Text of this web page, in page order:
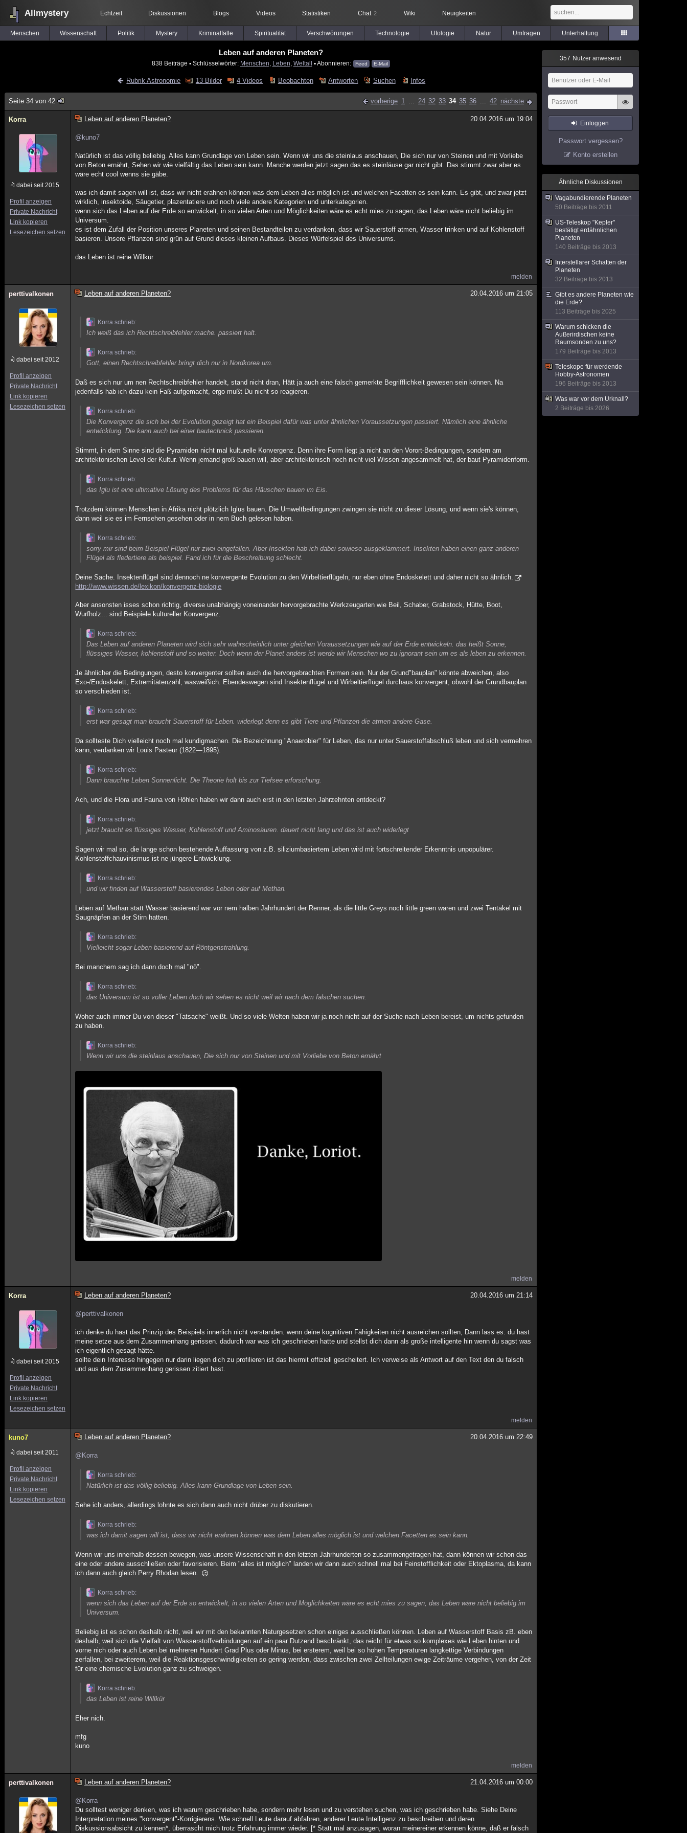
Allmystery Echtzeit Diskussionen Blogs Videos Statistiken Chat 2 Wiki Neuigkeiten
Menschen Wissenschaft Politik Mystery Kriminalfälle Spiritualität Verschwörungen Technologie Ufologie Natur Umfragen Unterhaltung
Leben auf anderen Planeten?
838 Beiträge ▪ Schlüsselwörter: Menschen Leben Weltall ▪ Abonnieren: Feed E-Mail
Rubrik Astronomie 13 Bilder 4 Videos Beobachten Antworten Suchen Infos
Seite 34 von 42 vorherige 1 ... 24 32 33 34 35 36 ... 42 nächste
Korra
dabei seit 2015
Profil anzeigen
Private Nachricht
Link kopieren
Lesezeichen setzen
Leben auf anderen Planeten? 20.04.2016 um 19:04
@kuno7
Natürlich ist das völlig beliebig. Alles kann Grundlage von Leben sein. Wenn wir uns die steinlaus anschauen, Die sich nur von Steinen und mit Vorliebe
von Beton ernährt, Sehen wir wie vielfältig das Leben sein kann. Manche werden jetzt sagen das es steinläuse gar nicht gibt. Das stimmt zwar aber es
wäre echt cool wenns sie gäbe.
was ich damit sagen will ist, dass wir nicht erahnen können was dem Leben alles möglich ist und welchen Facetten es sein kann. Es gibt, und zwar jetzt
wirklich, insektoide, Säugetier, plazentatiere und noch viele andere Kategorien und unterkategorien.
wenn sich das Leben auf der Erde so entwickelt, in so vielen Arten und Möglichkeiten wäre es echt mies zu sagen, das Leben wäre nicht beliebig im
Universum.
es ist dem Zufall der Position unseres Planeten und seinen Bestandteilen zu verdanken, dass wir Sauerstoff atmen, Wasser trinken und auf Kohlenstoff
basieren. Unsere Pflanzen sind grün auf Grund dieses kleinen Aufbaus. Dieses Würfelspiel des Universums.
das Leben ist reine Willkür
melden
perttivalkonen
dabei seit 2012
Profil anzeigen
Private Nachricht
Link kopieren
Lesezeichen setzen
Leben auf anderen Planeten? 20.04.2016 um 21:05
Korra schrieb:
Ich weiß das ich Rechtschreibfehler mache. passiert halt.
Korra schrieb:
Gott, einen Rechtschreibfehler bringt dich nur in Nordkorea um.
Daß es sich nur um nen Rechtschreibfehler handelt, stand nicht dran, Hätt ja auch eine falsch gemerkte Begrifflichkeit gewesen sein können. Na
jedenfalls hab ich dazu kein Faß aufgemacht, ergo mußt Du nicht so reagieren.
Korra schrieb:
Die Konvergenz die sich bei der Evolution gezeigt hat ein Beispiel dafür was unter ähnlichen Voraussetzungen passiert. Nämlich eine ähnliche
entwicklung. Die kann auch bei einer bautechnick passieren.
Stimmt, in dem Sinne sind die Pyramiden nicht mal kulturelle Konvergenz. Denn ihre Form liegt ja nicht an den Vorort-Bedingungen, sondern am
architektonischen Level der Kultur. Wenn jemand groß bauen will, aber architektonisch noch nicht viel Wissen angesammelt hat, der baut Pyramidenform.
Korra schrieb:
das Iglu ist eine ultimative Lösung des Problems für das Häuschen bauen im Eis.
Trotzdem können Menschen in Afrika nicht plötzlich Iglus bauen. Die Umweltbedingungen zwingen sie nicht zu dieser Lösung, und wenn sie's können,
dann weil sie es im Fernsehen gesehen oder in nem Buch gelesen haben.
Korra schrieb:
sorry mir sind beim Beispiel Flügel nur zwei eingefallen. Aber Insekten hab ich dabei sowieso ausgeklammert. Insekten haben einen ganz anderen
Flügel als fledertiere als beispiel. Fand ich für die Beschreibung schlecht.
Deine Sache. Insektenflügel sind dennoch ne konvergente Evolution zu den Wirbeltierflügeln, nur eben ohne Endoskelett und daher nicht so ähnlich.
http://www.wissen.de/lexikon/konvergenz-biologie
Aber ansonsten isses schon richtig, diverse unabhängig voneinander hervorgebrachte Werkzeugarten wie Beil, Schaber, Grabstock, Hütte, Boot,
Wurfholz... sind Beispiele kultureller Konvergenz.
Korra schrieb:
Das Leben auf anderen Planeten wird sich sehr wahrscheinlich unter gleichen Voraussetzungen wie auf der Erde entwickeln. das heißt Sonne,
flüssiges Wasser, kohlenstoff und so weiter. Doch wenn der Planet anders ist werde wir Menschen wo zu ignorant sein um es als leben zu erkennen.
Je ähnlicher die Bedingungen, desto konvergenter sollten auch die hervorgebrachten Formen sein. Nur der Grund"bauplan" könnte abweichen, also
Exo-/Endoskelett, Extremitätenzahl, wasweißich. Ebendeswegen sind Insektenflügel und Wirbeltierflügel durchaus konvergent, obwohl der Grundbauplan
so verschieden ist.
Korra schrieb:
erst war gesagt man braucht Sauerstoff für Leben. widerlegt denn es gibt Tiere und Pflanzen die atmen andere Gase.
Da sollteste Dich vielleicht noch mal kundigmachen. Die Bezeichnung "Anaerobier" für Leben, das nur unter Sauerstoffabschluß leben und sich vermehren
kann, verdanken wir Louis Pasteur (1822—1895).
Korra schrieb:
Dann brauchte Leben Sonnenlicht. Die Theorie holt bis zur Tiefsee erforschung.
Ach, und die Flora und Fauna von Höhlen haben wir dann auch erst in den letzten Jahrzehnten entdeckt?
Korra schrieb:
jetzt braucht es flüssiges Wasser, Kohlenstoff und Aminosäuren. dauert nicht lang und das ist auch widerlegt
Sagen wir mal so, die lange schon bestehende Auffassung von z.B. siliziumbasiertem Leben wird mit fortschreitender Erkenntnis unpopulärer.
Kohlenstoffchauvinismus ist ne jüngere Entwicklung.
Korra schrieb:
und wir finden auf Wasserstoff basierendes Leben oder auf Methan.
Leben auf Methan statt Wasser basierend war vor nem halben Jahrhundert der Renner, als die little Greys noch little green waren und zwei Tentakel mit
Saugnäpfen an der Stirn hatten.
Korra schrieb:
Vielleicht sogar Leben basierend auf Röntgenstrahlung.
Bei manchem sag ich dann doch mal "nö".
Korra schrieb:
das Universum ist so voller Leben doch wir sehen es nicht weil wir nach dem falschen suchen.
Woher auch immer Du von dieser "Tatsache" weißt. Und so viele Welten haben wir ja noch nicht auf der Suche nach Leben bereist, um nichts gefunden
zu haben.
Korra schrieb:
Wenn wir uns die steinlaus anschauen, Die sich nur von Steinen und mit Vorliebe von Beton ernährt
melden
Korra
dabei seit 2015
Profil anzeigen
Private Nachricht
Link kopieren
Lesezeichen setzen
Leben auf anderen Planeten? 20.04.2016 um 21:14
@perttivalkonen
ich denke du hast das Prinzip des Beispiels innerlich nicht verstanden. wenn deine kognitiven Fähigkeiten nicht ausreichen sollten, Dann lass es. du hast
meine setze aus dem Zusammenhang gerissen. dadurch war was ich geschrieben hatte und stellst dich dann als große intelligente hin wenn du sagst was
ich eigentlich gesagt hätte.
sollte dein Interesse hingegen nur darin liegen dich zu profilieren ist das hiermit offiziell gescheitert. Ich verweise als Antwort auf den Text den du falsch
und aus dem Zusammenhang gerissen zitiert hast.
melden
kuno7
dabei seit 2011
Profil anzeigen
Private Nachricht
Link kopieren
Lesezeichen setzen
Leben auf anderen Planeten? 20.04.2016 um 22:49
@Korra
Korra schrieb:
Natürlich ist das völlig beliebig. Alles kann Grundlage von Leben sein.
Sehe ich anders, allerdings lohnte es sich dann auch nicht drüber zu diskutieren.
Korra schrieb:
was ich damit sagen will ist, dass wir nicht erahnen können was dem Leben alles möglich ist und welchen Facetten es sein kann.
Wenn wir uns innerhalb dessen bewegen, was unsere Wissenschaft in den letzten Jahrhunderten so zusammengetragen hat, dann können wir schon das
eine oder andere ausschließen oder favorisieren. Beim "alles ist möglich" landen wir dann auch schnell mal bei Feinstofflichkeit oder Ektoplasma, da kann
ich dann auch gleich Perry Rhodan lesen.
Korra schrieb:
wenn sich das Leben auf der Erde so entwickelt, in so vielen Arten und Möglichkeiten wäre es echt mies zu sagen, das Leben wäre nicht beliebig im
Universum.
Beliebig ist es schon deshalb nicht, weil wir mit den bekannten Naturgesetzen schon einiges ausschließen können. Leben auf Wasserstoff Basis zB. eben
deshalb, weil sich die Vielfalt von Wasserstoffverbindungen auf ein paar Dutzend beschränkt, das reicht für etwas so komplexes wie Leben hinten und
vorne nich oder auch Leben bei mehreren Hundert Grad Plus oder Minus, bei ersterem, weil bei so hohen Temperaturen langkettige Verbindungen
zerfallen, bei zweiterem, weil die Reaktionsgeschwindigkeiten so gering werden, dass zwischen zwei Zellteilungen ewige Zeiträume vergehen, von der Zeit
für eine chemische Evolution ganz zu schweigen.
Korra schrieb:
das Leben ist reine Willkür
Eher nich.
mfg
kuno
melden
perttivalkonen Leben auf anderen Planeten? 21.04.2016 um 00:00
@Korra
Du solltest weniger denken, was ich warum geschrieben habe, sondern mehr lesen und zu verstehen suchen, was ich geschrieben habe. Siehe Deine
Interpretation meines "konvergent"-Korrigierens. Wie schnell Leute darauf abfahren, anderer Leute Intelligenz zu beschreiben und deren
Diskussionsabsicht zu kennen*, überrascht mich trotz Erfahrung immer wieder. [* Statt mal anzusagen, woran meinereiner erkennen könne, daß er falsch
357 Nutzer anwesend
Einloggen
Passwort vergessen?
Konto erstellen
Ähnliche Diskussionen
Vagabundierende Planeten
50 Beiträge bis 2011
US-Teleskop "Kepler"
bestätigt erdähnlichen
Planeten
140 Beiträge bis 2013
Interstellarer Schatten der
Planeten
32 Beiträge bis 2013
Gibt es andere Planeten wie
die Erde?
113 Beiträge bis 2025
Warum schicken die
Außerirdischen keine
Raumsonden zu uns?
179 Beiträge bis 2013
Teleskope für werdende
Hobby-Astronomen
196 Beiträge bis 2013
Was war vor dem Urknall?
2 Beiträge bis 2026